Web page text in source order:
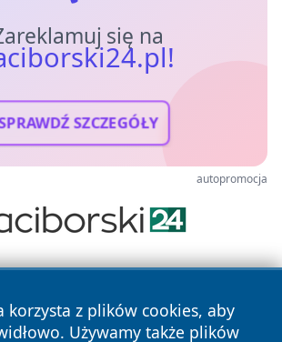
się na
SZCZEGÓŁY
autopromocja
korzysta z plików cookies, aby
Używamy także plików